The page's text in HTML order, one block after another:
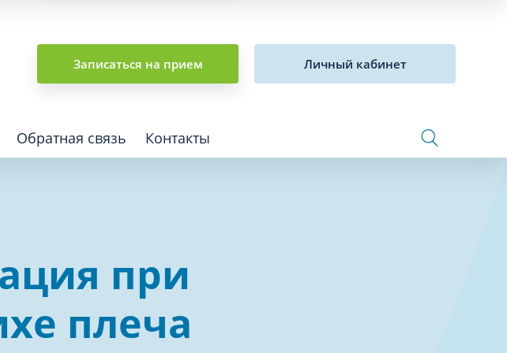
Записаться на прием Личный кабинет
медицина
Обратная связь Контакты
при
плеча